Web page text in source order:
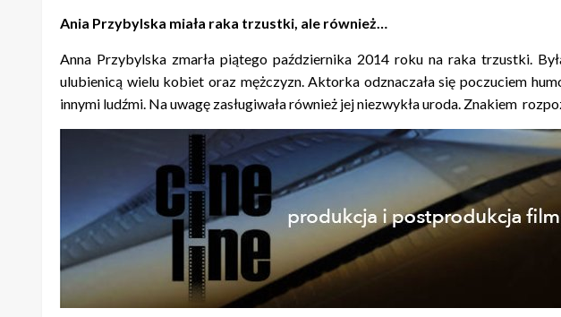
Ania Przybylska miała raka trzustki, ale również…
Anna Przybylska zmarła piątego października 2014 roku na raka trzustki.
ulubienicą wielu kobiet oraz mężczyzn. Aktorka odznaczała się poczuciem
innymi ludźmi. Na uwagę zasługiwała również jej niezwykła uroda. Znakiem